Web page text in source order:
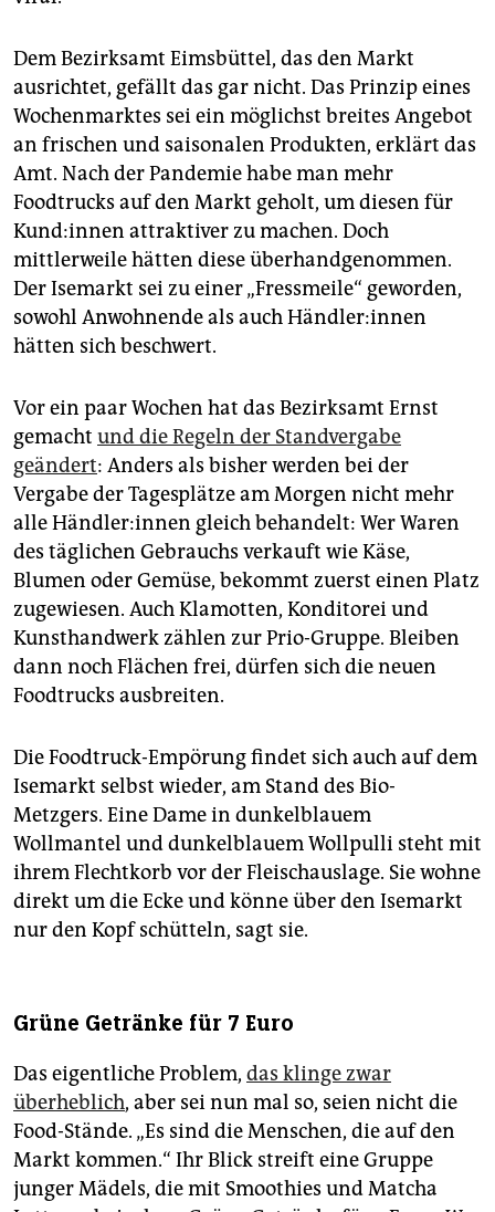
Dem Bezirksamt Eimsbüttel, das den Markt
ausrichtet, gefällt das gar nicht. Das Prinzip eines
Wochenmarktes sei ein möglichst breites Angebot
an frischen und saisonalen Produkten, erklärt das
Amt. Nach der Pandemie habe man mehr
Foodtrucks auf den Markt geholt, um diesen für
Kun­d:in­nen attraktiver zu machen. Doch
mittlerweile hätten diese überhandgenommen.
Der Isemarkt sei zu einer „Fressmeile“ geworden,
sowohl Anwohnende als auch Händ­le­r:in­nen
hätten sich beschwert.
Vor ein paar Wochen hat das Bezirksamt Ernst
gemacht und die Regeln der Standvergabe
geändert: Anders als bisher werden bei der
Vergabe der Tagesplätze am Morgen nicht mehr
alle Händ­le­r:in­nen gleich behandelt: Wer Waren
des täglichen Gebrauchs verkauft wie Käse,
Blumen oder Gemüse, bekommt zuerst einen Platz
zugewiesen. Auch Klamotten, Konditorei und
Kunsthandwerk zählen zur Prio-Gruppe. Bleiben
dann noch Flächen frei, dürfen sich die neuen
Foodtrucks ausbreiten.
Die Foodtruck-Empörung findet sich auch auf dem
Isemarkt selbst wieder, am Stand des Bio-
Metzgers. Eine Dame in dunkelblauem
Wollmantel und dunkelblauem Wollpulli steht mit
ihrem Flechtkorb vor der Fleisch­auslage. Sie wohne
direkt um die Ecke und könne über den Isemarkt
nur den Kopf schütteln, sagt sie.
Grüne Getränke für 7 Euro
Das eigentliche Problem, das klinge zwar
überheblich, aber sei nun mal so, seien nicht die
Food-Stände. „Es sind die Menschen, die auf den
Markt kommen.“ Ihr Blick streift eine Gruppe
junger Mädels, die mit Smoothies und Matcha